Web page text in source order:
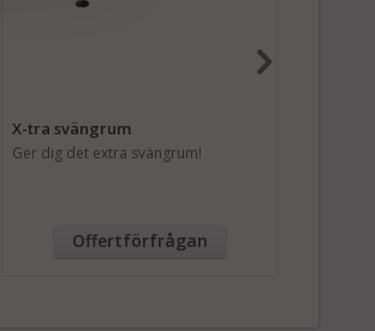
X-tra svängrum
Ger dig det extra svängrum!
Offertförfrågan